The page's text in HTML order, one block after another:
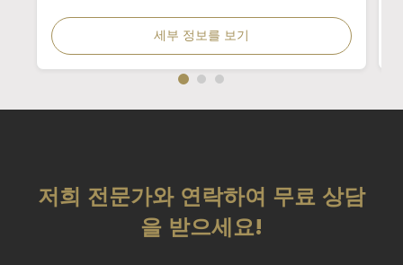
세부 정보를 보기
저희 전문가와 연락하여 무료 상담
을 받으세요!